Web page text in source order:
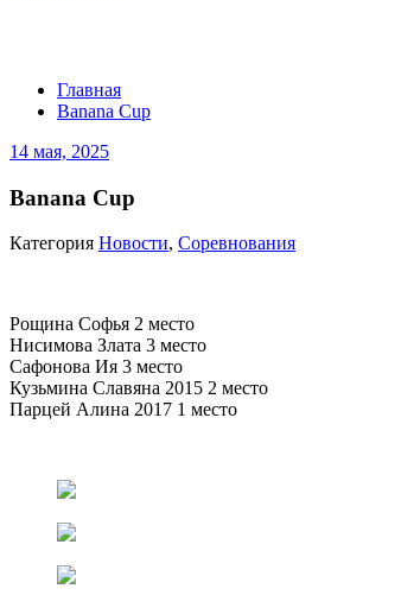
Главная
Banana Cup
14 мая, 2025
Banana Cup
Категория Новости, Соревнования
Рощина Софья 2 место
Нисимова Злата 3 место
Сафонова Ия 3 место
Кузьмина Славяна 2015 2 место
Парцей Алина 2017 1 место